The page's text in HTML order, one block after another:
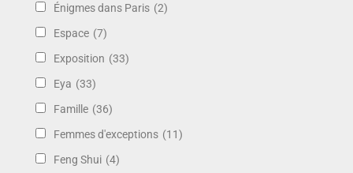
Énigmes dans Paris (2)
Espace (7)
Exposition (33)
Eya (33)
Famille (36)
Femmes d'exceptions (11)
Feng Shui (4)